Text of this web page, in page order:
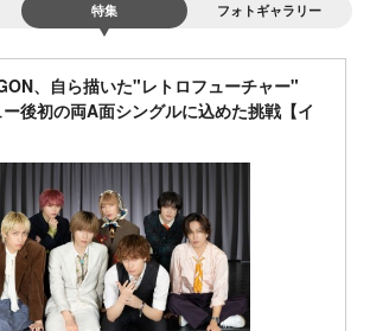
特集 フォトギャラリー
、自ら描いた"レトロフューチャー"
後初の両A面シングルに込めた挑戦【イ